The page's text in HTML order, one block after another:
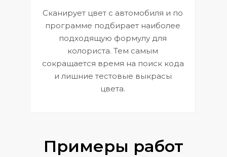
Сканирует цвет с автомобиля и по
программе подбирает наиболее
подходящую формулу для
колориста. Тем самым
сокращается время на поиск кода
и лишние тестовые выкрасы
цвета.
Примеры работ